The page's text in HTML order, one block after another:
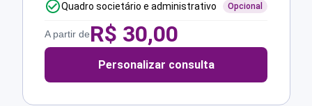
Quadro societário e administrativo Opcional
A partir deR$ 30,00
Personalizar consulta